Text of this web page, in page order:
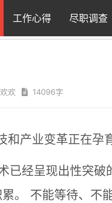
工作心得 尽职调查
欢 14096字
产业变革正在孕
已经呈现出性突
。 不能等待、不